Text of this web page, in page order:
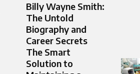
Billy Wayne Smith:
The Untold
Biography and
Career Secrets
The Smart
Solution to